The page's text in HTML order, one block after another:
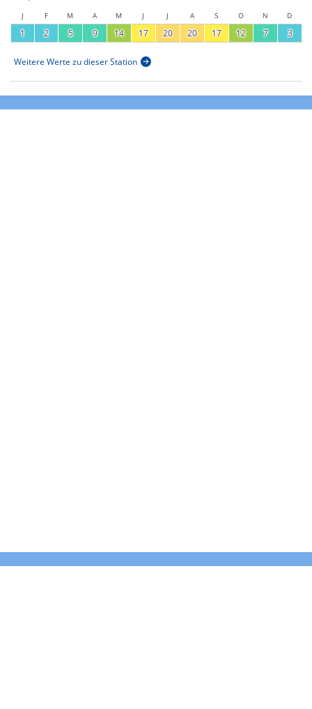
J F M A M J J A S O N D
1 2 5 9 14 17 20 20 17 12 7 3
Weitere Werte zu dieser Station